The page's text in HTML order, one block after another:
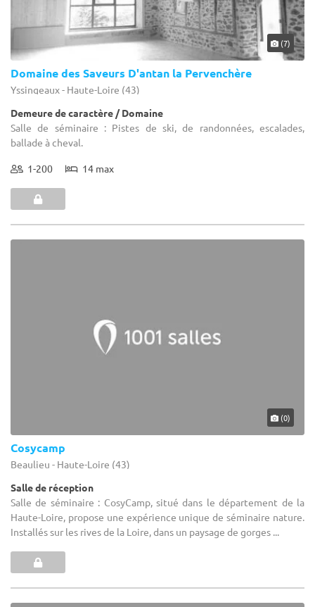
(7)
Domaine des Saveurs D'antan la Pervenchère
Yssingeaux - Haute-Loire (43)
Demeure de caractère / Domaine
Salle de séminaire : Pistes de ski, de randonnées, escalades,
ballade à cheval.
1-200 14 max
(0)
Cosycamp
Beaulieu - Haute-Loire (43)
Salle de réception
Salle de séminaire : CosyCamp, situé dans le département de la
Haute-Loire, propose une expérience unique de séminaire nature.
Installés sur les rives de la Loire, dans un paysage de gorges ...